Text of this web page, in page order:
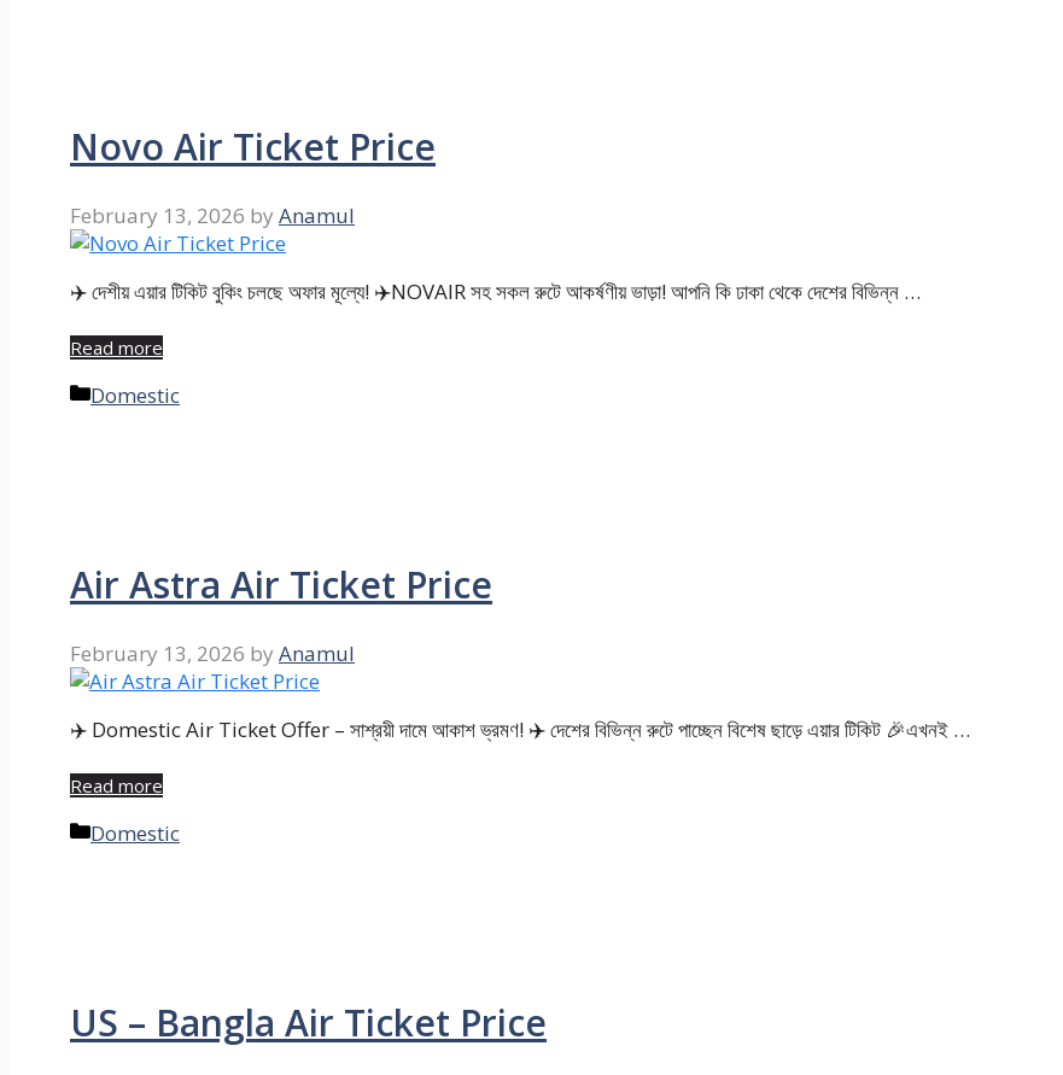
Novo Air Ticket Price
February 13, 2026 by Anamul
✈️ দেশীয় এয়ার টিকিট বুকিং চলছে অফার মূল্যে! ✈️NOVAIR সহ সকল রুটে আকর্ষণীয় ভাড়া! আপনি কি ঢাকা থেকে দেশের বিভিন্ন …
Read more
Categories
Domestic
Air Astra Air Ticket Price
February 13, 2026 by Anamul
✈️ Domestic Air Ticket Offer – সাশ্রয়ী দামে আকাশ ভ্রমণ! ✈️ দেশের বিভিন্ন রুটে পাচ্ছেন বিশেষ ছাড়ে এয়ার টিকিট 🎉এখনই …
Read more
Categories
Domestic
US – Bangla Air Ticket Price